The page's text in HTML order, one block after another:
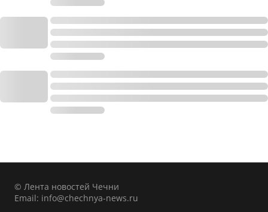
© Лента новостей Чечни
Email: info@chechnya-news.ru